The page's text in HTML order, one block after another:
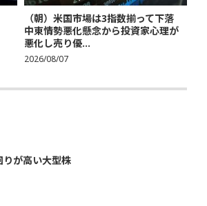
（朝）米国市場は3指数揃って下落
中東情勢悪化懸念から投資家心理が
悪化し売り優...
2026/08/07
りが高い大型株